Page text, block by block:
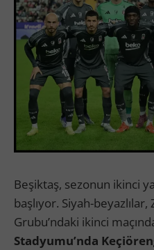
Beşiktaş, sezonun ikinci
başlıyor. Siyah-
Grubu’ndaki ikinci
Stadyumu’nda